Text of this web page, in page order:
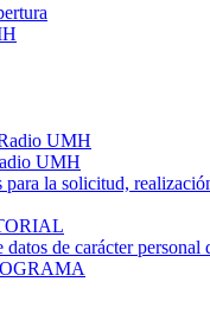
UMH
UMH
para la solicitud,
datos de carácter